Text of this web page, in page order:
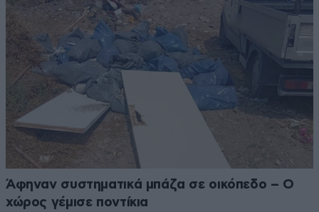
Άφηναν συστηματικά μπάζα σε οικόπεδο – Ο
χώρος γέμισε ποντίκια